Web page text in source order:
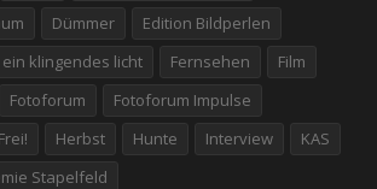
Dümmer
Edition Bildperlen
klingendes licht
Fernsehen
Film
Fotoforum
Fotoforum Impulse
Frei! Herbst Hunte Interview
KAS
Stapelfeld